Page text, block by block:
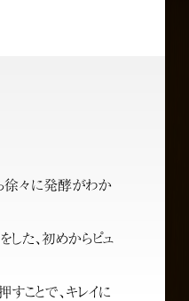
徐々に発酵がわか
した、初めからピュ
ことで、キレイに